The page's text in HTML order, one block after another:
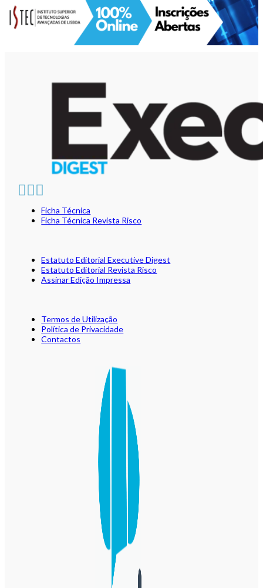
Ficha Técnica
Ficha Técnica Revista Risco
Estatuto Editorial Executive Digest
Estatuto Editorial Revista Risco
Assinar Edição Impressa
Termos de Utilização
Política de Privacidade
Contactos